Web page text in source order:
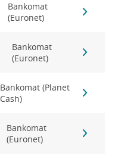
Bankomat
(Euronet)
Bankomat
(Euronet)
Bankomat (Planet
Cash)
Bankomat
(Euronet)